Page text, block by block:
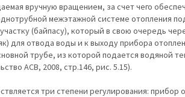
вручную вращением, за счет чего
межэтажной системе отопления
(байпасу), который в свою очередь
для отвода воды и к выходу прибора
трубе, из которой подается водяной
АСВ, 2008, стр.146, рис. 5.15).
три степени регулирования: прибор